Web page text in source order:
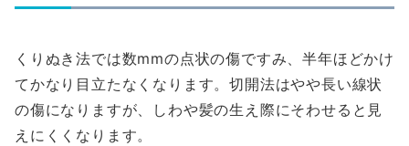
くりぬき法では数mmの点状の傷ですみ、半年ほどかけ
てかなり目立たなくなります。切開法はやや長い線状
の傷になりますが、しわや髪の生え際にそわせると見
えにくくなります。